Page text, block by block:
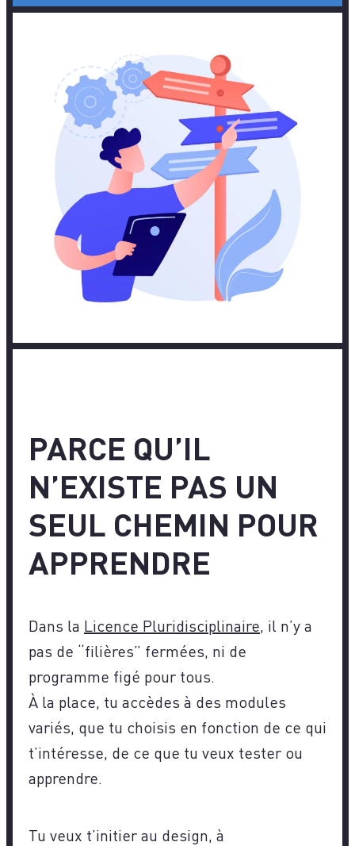
PARCE QU’IL
N’EXISTE PAS UN
SEUL CHEMIN POUR
APPRENDRE
Dans la Licence Pluridisciplinaire, il n’y a
pas de “filières” fermées, ni de
programme figé pour tous.
À la place, tu accèdes à des modules
variés, que tu choisis en fonction de ce qui
t’intéresse, de ce que tu veux tester ou
apprendre.
Tu veux t’initier au design, à